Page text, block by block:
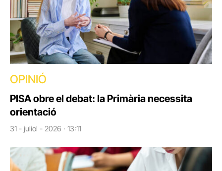
OPINIÓ
PISA obre el debat: la Primària necessita
orientació
31 - juliol - 2026 · 13:11